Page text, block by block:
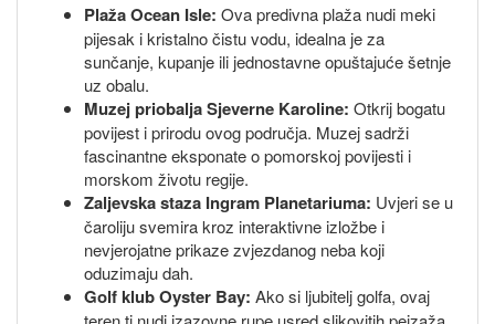
Plaža Ocean Isle: Ova predivna plaža nudi meki
pijesak i kristalno čistu vodu, idealna je za
sunčanje, kupanje ili jednostavne opuštajuće šetnje
uz obalu.
Muzej priobalja Sjeverne Karoline: Otkrij bogatu
povijest i prirodu ovog područja. Muzej sadrži
fascinantne eksponate o pomorskoj povijesti i
morskom životu regije.
Zaljevska staza Ingram Planetariuma: Uvjeri se u
čaroliju svemira kroz interaktivne izložbe i
nevjerojatne prikaze zvjezdanog neba koji
oduzimaju dah.
Golf klub Oyster Bay: Ako si ljubitelj golfa, ovaj